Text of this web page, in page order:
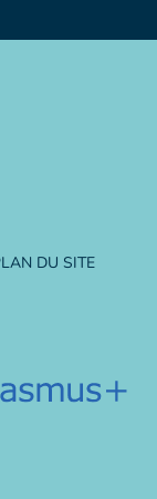
DU SITE